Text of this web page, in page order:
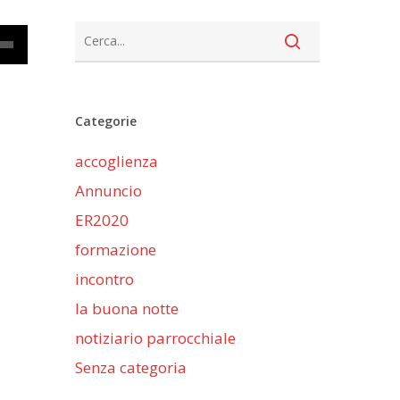
Categorie
accoglienza
Annuncio
ER2020
formazione
incontro
la buona notte
notiziario parrocchiale
Senza categoria